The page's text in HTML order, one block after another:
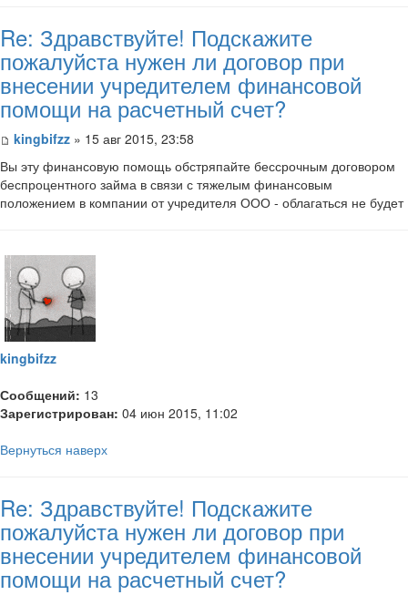
Re: Здравствуйте! Подскажите
пожалуйста нужен ли договор при
внесении учредителем финансовой
помощи на расчетный счет?
kingbifzz » 15 авг 2015, 23:58
Вы эту финансовую помощь обстряпайте бессрочным договором
беспроцентного займа в связи с тяжелым финансовым
положением в компании от учредителя ООО - облагаться не будет
kingbifzz
Сообщений: 13
Зарегистрирован: 04 июн 2015, 11:02
Вернуться наверх
Re: Здравствуйте! Подскажите
пожалуйста нужен ли договор при
внесении учредителем финансовой
помощи на расчетный счет?